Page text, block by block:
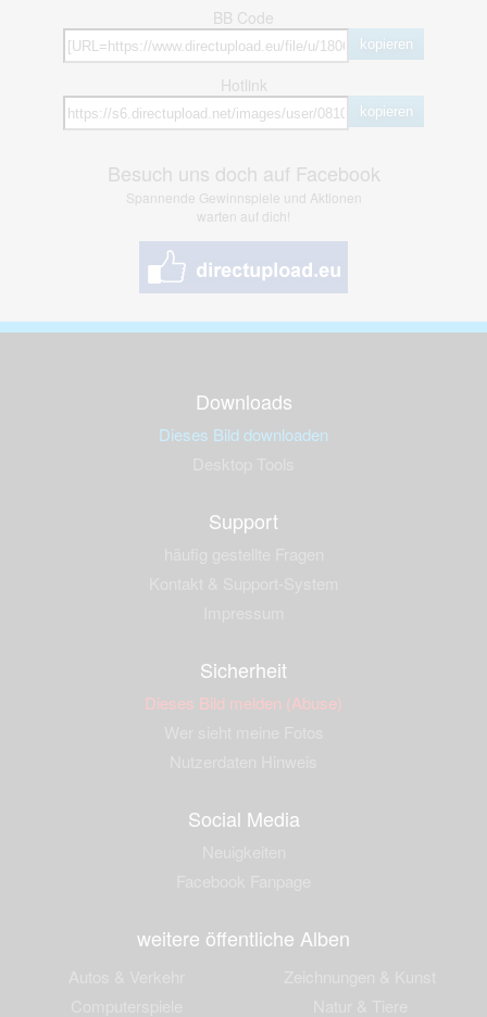
BB Code
kopieren
Hotlink
kopieren
Besuch uns doch auf Facebook
Spannende Gewinnspiele und Aktionen
warten auf dich!
Downloads
Dieses Bild downloaden
Support
Sicherheit
Dieses Bild melden (Abuse)
Social Media
weitere öffentliche Alben